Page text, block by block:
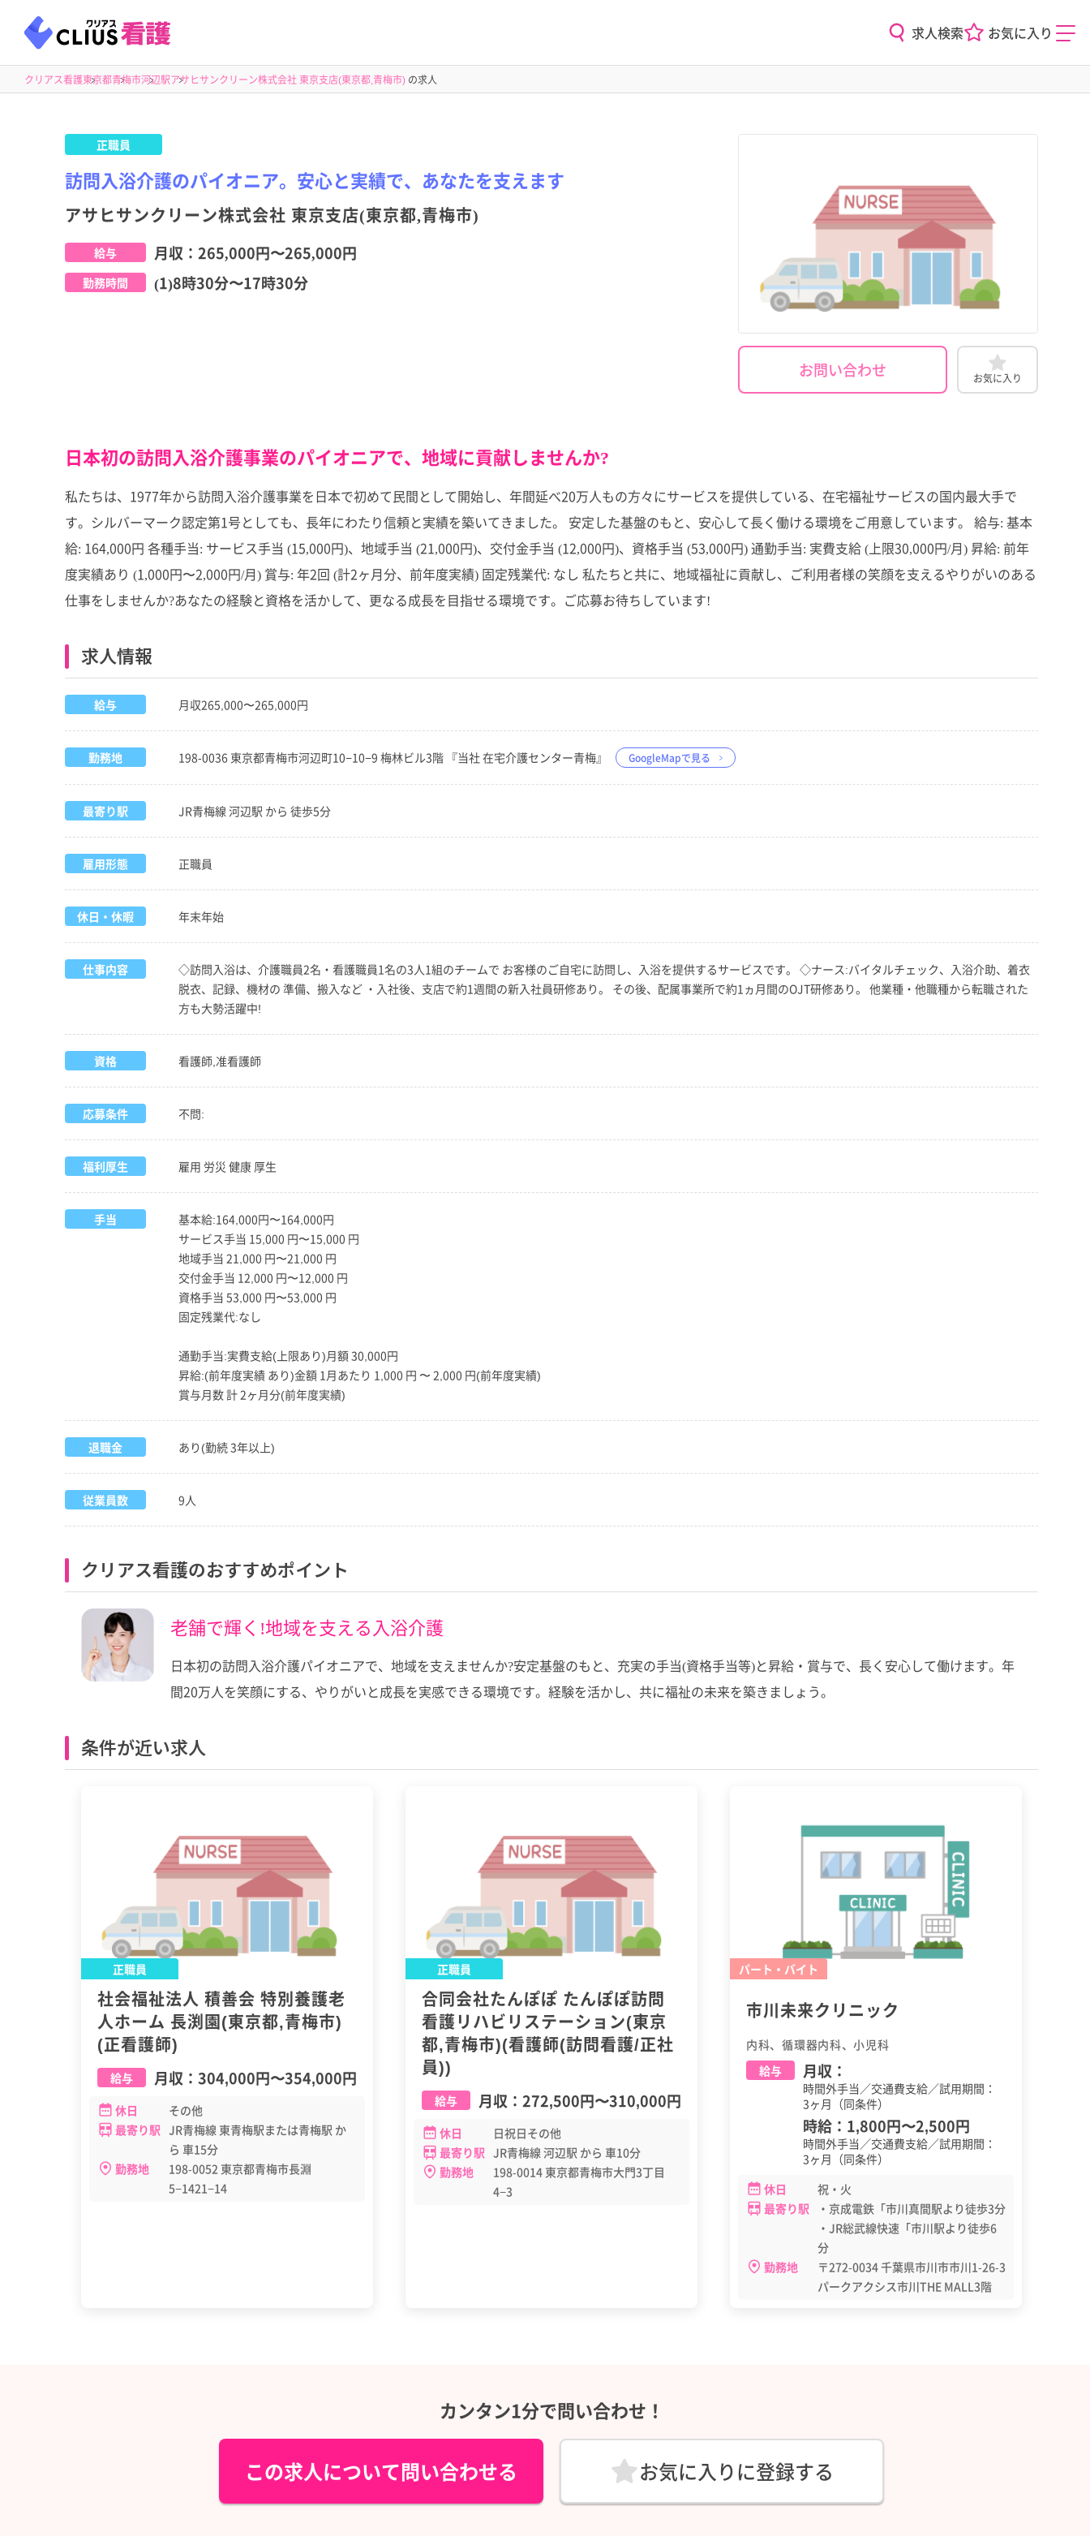
求人検索 お気に入り
クリアス看護東京都青梅市河辺駅アサヒサンクリーン株式会社 東京支店(東京都,青梅市) の求人
正職員
訪問入浴介護のパイオニア。安心と実績で、あなたを支えます
アサヒサンクリーン株式会社 東京支店(東京都,青梅市)
お問い合わせ お気に入り
給与 月収： 265,000円〜265,000円
勤務時間 (1)8時30分〜17時30分
日本初の訪問入浴介護事業のパイオニアで、地域に貢献しませんか?
私たちは、1977年から訪問入浴介護事業を日本で初めて民間として開始し、年間延べ20万人もの方々にサービスを提供している、在宅福祉サービスの国内最大手で
す。シルバーマーク認定第1号としても、長年にわたり信頼と実績を築いてきました。 安定した基盤のもと、安心して長く働ける環境をご用意しています。 給与: 基本
給: 164,000円 各種手当: サービス手当 (15,000円)、地域手当 (21,000円)、交付金手当 (12,000円)、資格手当 (53,000円) 通勤手当: 実費支給 (上限30,000円/月) 昇給: 前年
度実績あり (1,000円〜2,000円/月) 賞与: 年2回 (計2ヶ月分、前年度実績) 固定残業代: なし 私たちと共に、地域福祉に貢献し、ご利用者様の笑顔を支えるやりがいのある
仕事をしませんか?あなたの経験と資格を活かして、更なる成長を目指せる環境です。ご応募お待ちしています!
求人情報
給与 月収265,000〜265,000円
勤務地 198-0036 東京都青梅市河辺町10−10−9 梅林ビル3階 『当社 在宅介護センター青梅』 GoogleMapで見る
最寄り駅 JR青梅線 河辺駅 から 徒歩5分
雇用形態 正職員
休日・休暇 年末年始
仕事内容
◇訪問入浴は、介護職員2名・看護職員1名の3人1組のチームで お客様のご自宅に訪問し、入浴を提供するサービスです。 ◇ナース:バイタルチェック、入浴介助、着衣
脱衣、記録、機材の 準備、搬入など ・入社後、支店で約1週間の新入社員研修あり。 その後、配属事業所で約1ヵ月間のOJT研修あり。 他業種・他職種から転職された
方も大勢活躍中!
資格 看護師,准看護師
応募条件 不問:
福利厚生 雇用 労災 健康 厚生
手当
基本給:164,000円〜164,000円
サービス手当 15,000 円〜15,000 円
地域手当 21,000 円〜21,000 円
交付金手当 12,000 円〜12,000 円
資格手当 53,000 円〜53,000 円
固定残業代:なし
通勤手当:実費支給(上限あり)月額 30,000円
昇給:(前年度実績 あり)金額 1月あたり 1,000 円 〜 2,000 円(前年度実績)
賞与月数 計 2ヶ月分(前年度実績)
退職金 あり(勤続 3年以上)
従業員数 9人
クリアス看護のおすすめポイント
老舗で輝く!地域を支える入浴介護
日本初の訪問入浴介護パイオニアで、地域を支えませんか?安定基盤のもと、充実の手当(資格手当等)と昇給・賞与で、長く安心して働けます。年
間20万人を笑顔にする、やりがいと成長を実感できる環境です。経験を活かし、共に福祉の未来を築きましょう。
条件が近い求人
正職員
社会福祉法人 積善会 特別養護老
人ホーム 長渕園(東京都,青梅市)
(正看護師)
給与 月収： 304,000円〜354,000円
休日
その他
最寄り駅 JR青梅線 東青梅駅または青梅駅 か
ら 車15分
勤務地
198-0052 東京都青梅市長淵
5−1421−14
正職員
合同会社たんぽぽ たんぽぽ訪問
看護リハビリステーション(東京
都,青梅市)(看護師(訪問看護/正社
員))
給与 月収： 272,500円〜310,000円
休日
日祝日その他
最寄り駅 JR青梅線 河辺駅 から 車10分
勤務地
198-0014 東京都青梅市大門3丁目
4−3
パート・バイト
市川未来クリニック
内科、循環器内科、小児科
給与
月収：
時間外手当／交通費支給／試用期間：
3ヶ月（同条件）
時給： 1,800円〜2,500円
時間外手当／交通費支給／試用期間：
3ヶ月（同条件）
休日
祝・火
最寄り駅
・京成電鉄「市川真間駅より徒歩3分
・JR総武線快速「市川駅より徒歩6
分
勤務地
〒272-0034 千葉県市川市市川1-26-3
パークアクシス市川THE MALL3階
カンタン1分で問い合わせ！
この求人について問い合わせる お気に入りに登録する